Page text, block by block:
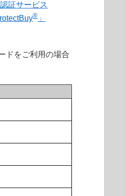
証サービス
® 」
ドをご利用の場合